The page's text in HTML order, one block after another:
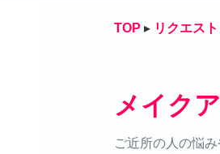
TOP ▸ リクエスト
メイク
ご近所の人の悩